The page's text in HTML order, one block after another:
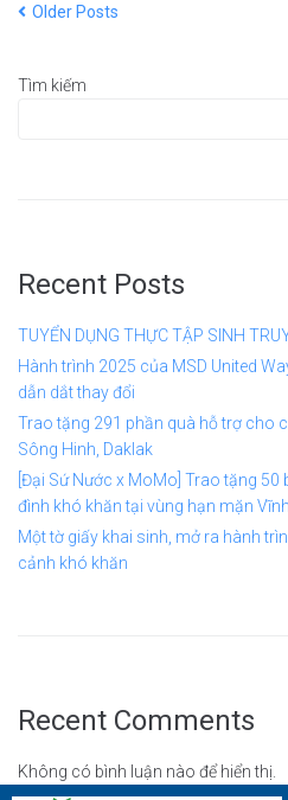
Older Posts
Tìm kiếm
Recent Posts
TUYỂN DỤNG THỰC TẬP SINH
Hành trình 2025 của MSD United
dẫn dắt thay đổi
Trao tặng 291 phần quà hỗ trợ cho
Sông Hinh, Daklak
[Đại Sứ Nước x MoMo] Trao tặng
đình khó khăn tại vùng hạn mặn
Một tờ giấy khai sinh, mở ra hành
cảnh khó khăn
Recent Comments
Không có bình luận nào để hiển thị.